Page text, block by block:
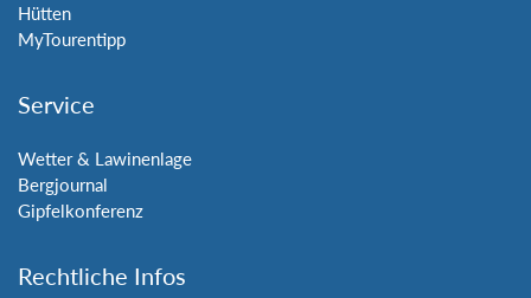
Hütten
MyTourentipp
Service
Wetter & Lawinenlage
Bergjournal
Gipfelkonferenz
Rechtliche Infos